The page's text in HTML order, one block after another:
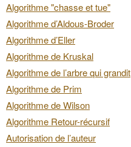
Algorithme "chasse et tue"
Algorithme d’Aldous-Broder
Algorithme d’Eller
Algorithme de Kruskal
Algorithme de l’arbre qui grandit
Algorithme de Prim
Algorithme de Wilson
Algorithme Retour-récursif
Autorisation de l’auteur